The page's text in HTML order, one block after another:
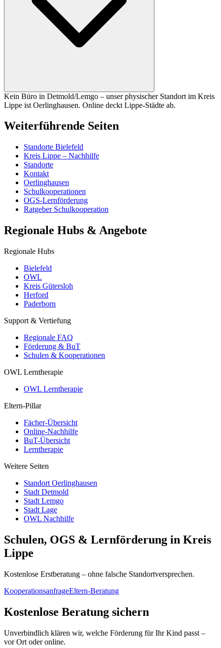
Kein Büro in Detmold/Lemgo – unser physischer Standort im Kreis
Lippe ist Oerlinghausen. Online deckt Lippe-Städte ab.
Weiterführende Seiten
Standorte Bielefeld
Kreis Lippe – Nachhilfe
Standorte
Kontakt
Oerlinghausen
Schulkooperationen
OGS-Lernförderung
Ratgeber Schulkooperation
Regionale Hubs & Angebote
Regionale Hubs
Bielefeld
OWL
Kreis Gütersloh
Herford
Paderborn
Support & Vertiefung
Regionale FAQ
Förderung & BuT
Schulen & Kooperationen
OWL Lerntherapie
OWL Lerntherapie
Eltern-Pillar
Fächer-Übersicht
Online-Nachhilfe
BuT-Übersicht
Lerntherapie
Weitere Seiten
Standort Oerlinghausen
Stadt Detmold
Stadt Lemgo
Stadt Lage
OWL Nachhilfe
Schulen, OGS & Lernförderung in Kreis
Lippe
Kostenlose Erstberatung – ohne falsche Standortversprechen.
KooperationsanfrageEltern-Beratung
Kostenlose Beratung sichern
Unverbindlich klären wir, welche Förderung für Ihr Kind passt –
vor Ort oder online.